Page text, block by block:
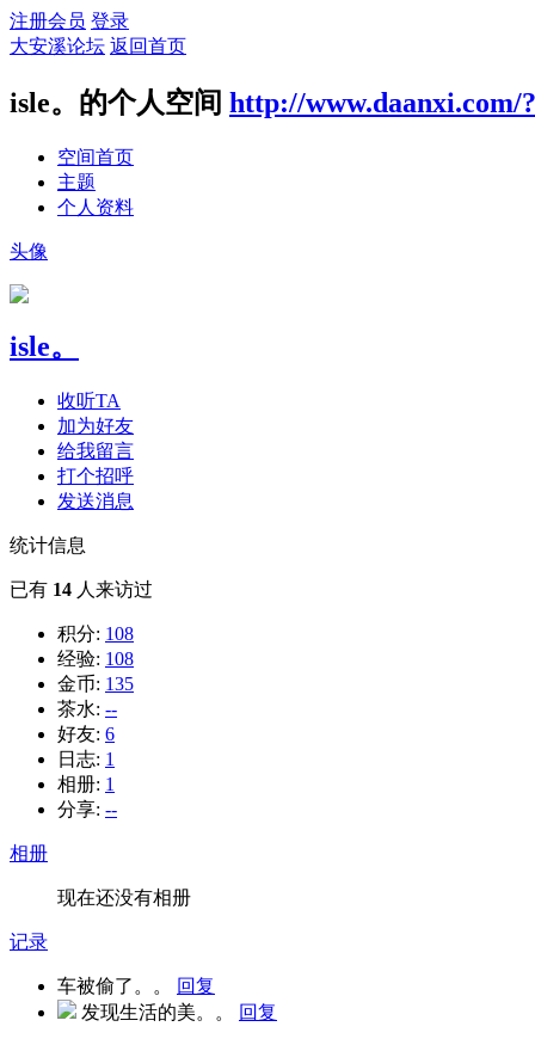
注册会员 登录
大安溪论坛 返回首页
isle。的个人空间 http://www.daanxi.com/
空间首页
主题
个人资料
头像
isle。
收听TA
加为好友
给我留言
打个招呼
发送消息
统计信息
已有 14 人来访过
积分: 108
经验: 108
金币: 135
茶水: --
好友: 6
日志: 1
相册: 1
分享: --
相册
现在还没有相册
记录
车被偷了。。
回复
发现生活的美。。
回复